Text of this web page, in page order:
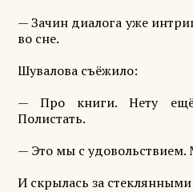
— Зачин диалога уже
во сне.
Шувалова съёжило:
— Про книги. Нету
Полистать.
— Это мы с удовольствием.
И скрылась за